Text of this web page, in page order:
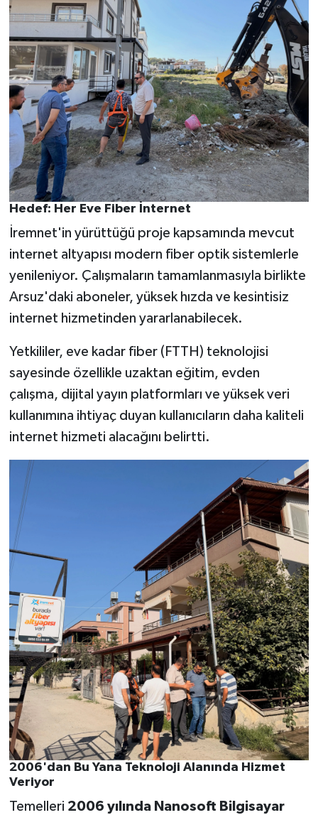
Hedef: Her Eve Fiber İnternet
İremnet'in yürüttüğü proje kapsamında mevcut
internet altyapısı modern fiber optik sistemlerle
yenileniyor. Çalışmaların tamamlanmasıyla birlikte
Arsuz'daki aboneler, yüksek hızda ve kesintisiz
internet hizmetinden yararlanabilecek.
Yetkililer, eve kadar fiber (FTTH) teknolojisi
sayesinde özellikle uzaktan eğitim, evden
çalışma, dijital yayın platformları ve yüksek veri
kullanımına ihtiyaç duyan kullanıcıların daha kaliteli
internet hizmeti alacağını belirtti.
2006'dan Bu Yana Teknoloji Alanında Hizmet
Veriyor
Temelleri 2006 yılında Nanosoft Bilgisayar